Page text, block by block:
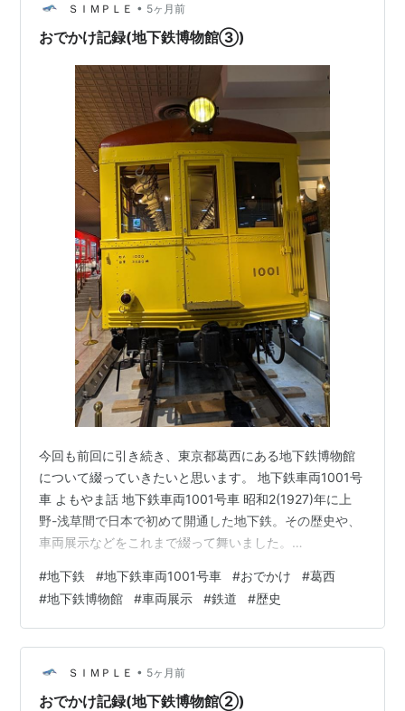
若い線路もあるんだなぁと。普段使っている副都心線が
2008年開業で、新しい路線ということも知りませんでし
ＳＩＭＰＬＥ • 5ヶ月前
おでかけ記録(地下鉄博物館③)
今回も前回に引き続き、東京都葛西にある地下鉄博物館
について綴っていきたいと思います。 地下鉄車両1001号
車 よもやま話 地下鉄車両1001号車 昭和2(1927)年に上
野-浅草間で日本で初めて開通した地下鉄。その歴史や、
車両展示などをこれまで綴って舞いました。
回綴るのはこちらの車両。地下鉄車両1001号車、なんと
国の重要文化財だそうです。 車内に立ち入ることはでき
ませんが、すぐ近くで車内をみることができます。イベ
ントの際に開放することもあるそうな。 中にいらしゃる
のはマネキンですが、実際、こんな感じだったんでしょ
うねぇ…
#地下鉄 #地下鉄車両1001号車 #おでかけ #葛西
#地下鉄博物館 #車両展示 #鉄道 #歴史
ＳＩＭＰＬＥ • 5ヶ月前
おでかけ記録(地下鉄博物館②)